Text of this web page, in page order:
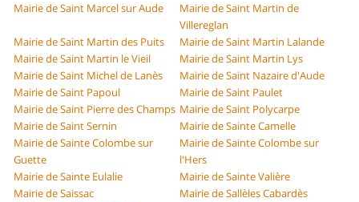
Mairie de Saint Marcel sur Aude
Mairie de Saint Martin de
Villereglan
Mairie de Saint Martin des Puits
Mairie de Saint Martin Lalande
Mairie de Saint Martin le Vieil
Mairie de Saint Martin Lys
Mairie de Saint Michel de Lanès
Mairie de Saint Nazaire d'Aude
Mairie de Saint Papoul
Mairie de Saint Paulet
Mairie de Saint Pierre des Champs Mairie de Saint Polycarpe
Mairie de Saint Sernin
Mairie de Sainte Camelle
Mairie de Sainte Colombe sur
Guette
Mairie de Sainte Colombe sur
l'Hers
Mairie de Sainte Eulalie
Mairie de Sainte Valière
Mairie de Saissac
Mairie de Sallèles Cabardès